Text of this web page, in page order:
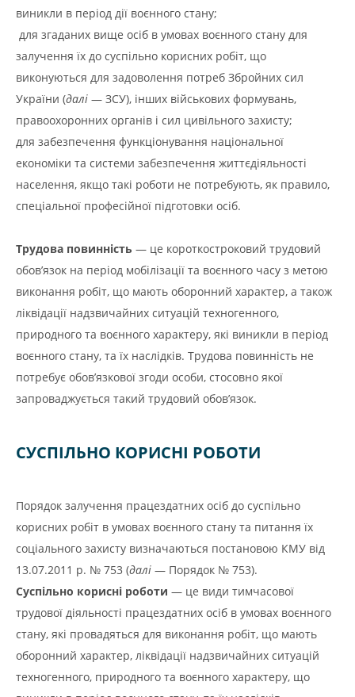
виникли в період дії воєнного стану;
для згаданих вище осіб в умовах воєнного стану для
залучення їх до суспільно корисних робіт, що
виконуються для задоволення потреб Збройних сил
України (далі — ЗСУ), інших військових формувань,
правоохоронних органів і сил цивільного захисту;
для забезпечення функціонування національної
економіки та системи забезпечення життєдіяльності
населення, якщо такі роботи не потребують, як правило,
спеціальної професійної підготовки осіб.
Трудова повинність — це короткостроковий трудовий
обов’язок на період мобілізації та воєнного часу з метою
виконання робіт, що мають оборонний характер, а також
ліквідації надзвичайних ситуацій техногенного,
природного та воєнного характеру, які виникли в період
воєнного стану, та їх наслідків. Трудова повинність не
потребує обов’язкової згоди особи, стосовно якої
запроваджується такий трудовий обов’язок.
СУСПІЛЬНО КОРИСНІ РОБОТИ
Порядок залучення працездатних осіб до суспільно
корисних робіт в умовах воєнного стану та питання їх
соціального захисту визначаються постановою КМУ від
13.07.2011 р. № 753 (далі — Порядок № 753).
Суспільно корисні роботи — це види тимчасової
трудової діяльності працездатних осіб в умовах воєнного
стану, які провадяться для виконання робіт, що мають
оборонний характер, ліквідації надзвичайних ситуацій
техногенного, природного та воєнного характеру, що